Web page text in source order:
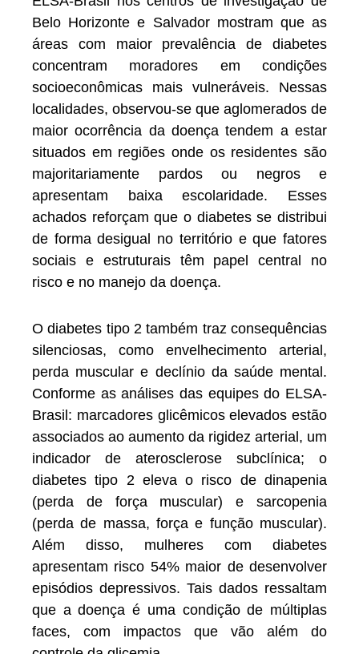
Belo Horizonte e Salvador mostram que as
áreas com maior prevalência de diabetes
concentram moradores em condições
socioeconômicas mais vulneráveis. Nessas
localidades, observou-se que aglomerados de
maior ocorrência da doença tendem a estar
situados em regiões onde os residentes são
majoritariamente pardos ou negros e
apresentam baixa escolaridade. Esses
achados reforçam que o diabetes se distribui
de forma desigual no território e que fatores
sociais e estruturais têm papel central no
risco e no manejo da doença.
O diabetes tipo 2 também traz consequências
silenciosas, como envelhecimento arterial,
perda muscular e declínio da saúde mental.
Conforme as análises das equipes do ELSA-
Brasil: marcadores glicêmicos elevados estão
associados ao aumento da rigidez arterial, um
indicador de aterosclerose subclínica; o
diabetes tipo 2 eleva o risco de dinapenia
(perda de força muscular) e sarcopenia
(perda de massa, força e função muscular).
Além disso, mulheres com diabetes
apresentam risco 54% maior de desenvolver
episódios depressivos. Tais dados ressaltam
que a doença é uma condição de múltiplas
faces, com impactos que vão além do